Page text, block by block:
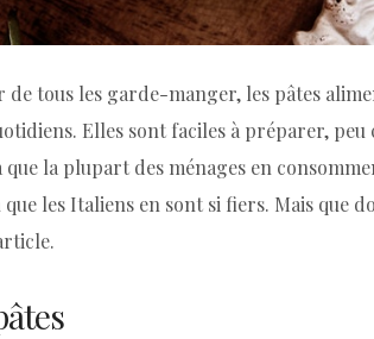
de tous les garde-manger, les pâtes
Elles sont faciles à préparer, peu
que la plupart des ménages en
les Italiens en sont si fiers. Mais que